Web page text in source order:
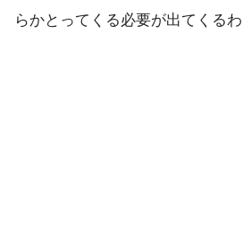
らかとってくる必要が出てくるわ